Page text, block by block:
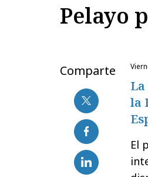
Pelayo
Comparte
la
El